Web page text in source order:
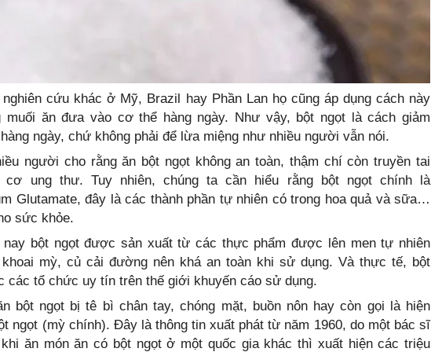
cứu khác ở Mỹ, Brazil hay Phần Lan họ cũng áp dụng cách này
muối ăn đưa vào cơ thể hàng ngày. Như vậy, bột ngọt là cách giảm
ngày, chứ không phải để lừa miệng như nhiều người vẫn nói.
người cho rằng ăn bột ngọt không an toàn, thậm chí còn truyền tai
cơ ung thư. Tuy nhiên, chúng ta cần hiểu rằng bột ngọt chính là
Glutamate, đây là các thành phần tự nhiên có trong hoa quả và sữa…
sức khỏe.
nay bột ngọt được sản xuất từ các thực phẩm được lên men tự nhiên
mỳ, củ cải đường nên khá an toàn khi sử dụng. Và thực tế, bột
các tổ chức uy tín trên thế giới khuyến cáo sử dụng.
bột ngọt bị tê bì chân tay, chóng mặt, buồn nôn hay còn gọi là hiện
ngọt (mỳ chính). Đây là thông tin xuất phát từ năm 1960, do một bác sĩ
ăn món ăn có bột ngọt ở một quốc gia khác thì xuất hiện các triệu